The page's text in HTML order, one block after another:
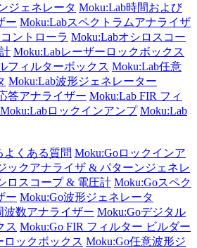
ジェネレータ Moku:Lab時間および
ー Moku:Labスペクトラムアナライザ
ントローラ Moku:Labオシロスコー
Moku:Labレーザーロックボックス
フィルターボックス Moku:Lab任意
Moku:Lab波形ジェネレーター
答アナライザー Moku:Lab FIR フィ
Moku:Labロックインアンプ Moku:Lab
よくある質問 Moku:Goロックインア
ックアナライザ & パターンジェネレ
ロスコープ & 電圧計 Moku:Goスペク
ー Moku:Go波形ジェネレータ
波数アナライザー Moku:Goデジタル
ス Moku:Go FIR フィルター ビルダー
ロックボックス Moku:Go任意波形ジ